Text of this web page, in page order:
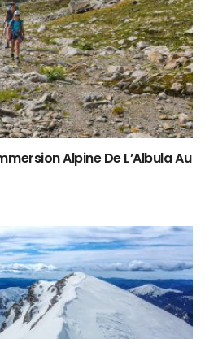
Alpine De L’Albula Au